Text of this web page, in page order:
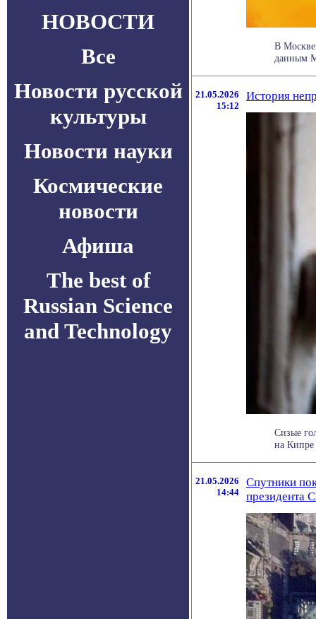
НОВОСТИ
Все
Новости русской
культуры
Новости науки
Космические
новости
Афиша
The best of
Russian Science
and Technology
В Москве
данным
21.05.2026
15:12
История
Сизые
на Кипре
21.05.2026
14:44
Спутники
президента